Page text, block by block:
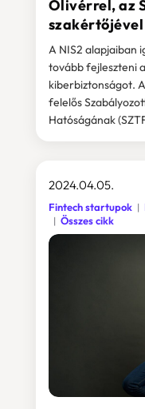
Olivérrel, az
szakértőjével
A NIS2 alapjaiban
tovább fejleszteni
kiberbiztonságot.
felelős
Hatóságának
2024.04.05.
Fintech startupok
Összes cikk